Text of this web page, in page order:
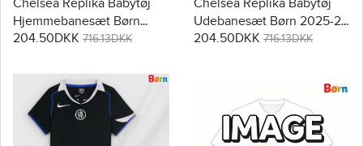
Chelsea Replika Babytøj
Hjemmebanesæt Børn
2025-26 Kortærmet (+
204.50DKK 716.13DKK
Chelsea Replika Babytøj
Udebanesæt Børn 2025-26
Kortærmet (+ Korte bukser)
204.50DKK 716.13DKK